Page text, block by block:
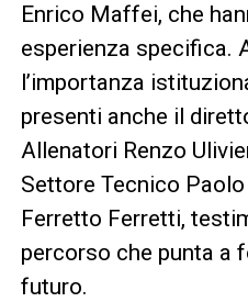
Enrico Maffei, che
esperienza specifica.
l’importanza
presenti anche il
Allenatori Renzo
Settore Tecnico
Ferretto Ferretti,
percorso che punta a
futuro.